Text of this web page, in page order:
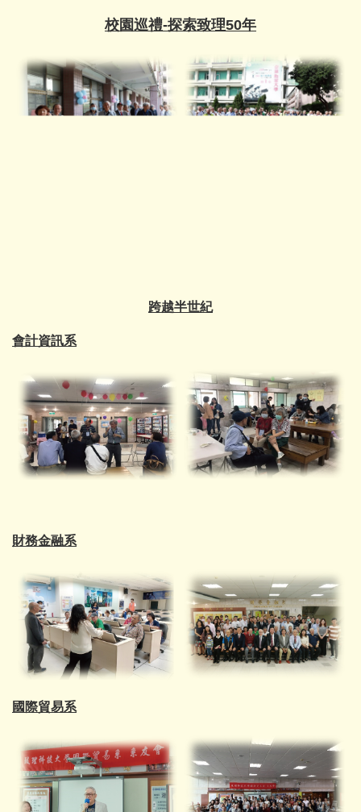
校園巡禮-探索致理50年
跨越半世紀
會計資訊系
財務金融系
國際貿易系